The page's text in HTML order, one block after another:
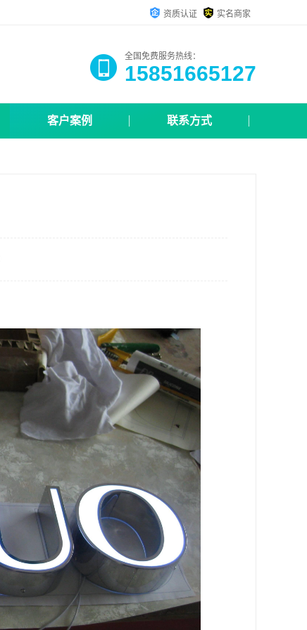
资质认证 实名商家
全国免费服务热线：
15851665127
客户案例 联系方式